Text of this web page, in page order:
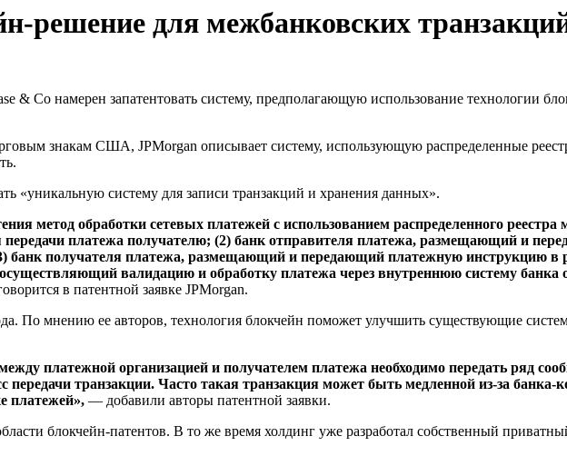
решение для межбанковских
Co намерен запатентовать систему, предполагающую использование технологии
знакам США, JPMorgan описывает систему, использующую распределенные
«уникальную систему для записи транзакций и хранения данных».
метод обработки сетевых платежей с использованием распределенного
платежа получателю; (2) банк отправителя платежа, размещающий и
банк получателя платежа, размещающий и передающий платежную инструкцию в
валидацию и обработку платежа через внутреннюю систему банка
в патентной заявке JPMorgan.
По мнению ее авторов, технология блокчейн поможет улучшить существующие
платежной организацией и получателем платежа необходимо передать ряд
транзакции. Часто такая транзакция может быть медленной из-за банка-
платежей», — добавили авторы патентной заявки.
блокчейн-патентов. В то же время холдинг уже разработал собственный